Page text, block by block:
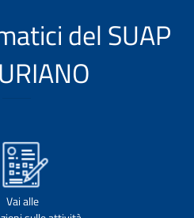
del SUAP
Vai alle